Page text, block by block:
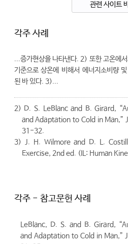
관련 사이트
각주 사례
...증가현상을 나타낸다. 2) 또한 고온에
기준으로 상온에 비해서 에너지소비량
된 바 있다. 3)...
2) D. S. LeBlanc and B. Girard,
and Adaptation to Cold in Man,”
31-32.
3) J. H. Wilmore and D. L.
Exercise, 2nd ed. (IL: Human
각주 - 참고문헌 사례
LeBlanc, D. S. and B. Girard,
and Adaptation to Cold in Man,”